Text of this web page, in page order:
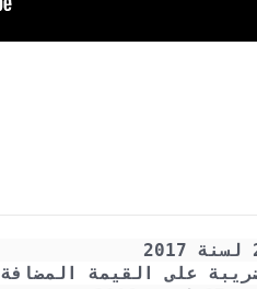
على القيمة المضافة